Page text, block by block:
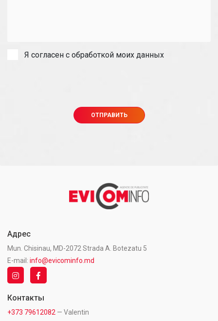
Я согласен с обработкой моих данных
Адрес
Mun. Chisinau, MD-2072 Strada A. Botezatu 5
E-mail: info@evicominfo.md
Контакты
+373 79612082 — Valentin